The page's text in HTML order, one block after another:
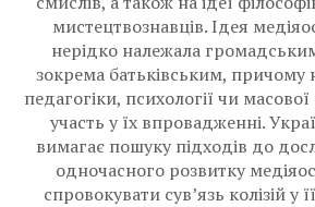
мистецтвознавців. Ідея
нерідко належала
зокрема батьківським, причому
педагогіки, психології чи
участь у їх впровадженні.
вимагає пошуку підходів до
одночасного розвитку
спровокувати сув’язь колізій у